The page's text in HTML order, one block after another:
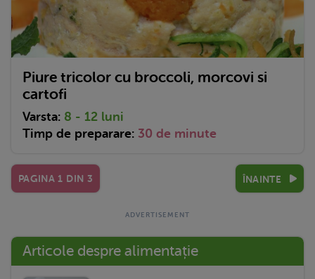
Piure tricolor cu broccoli, morcovi si
cartofi
Varsta: 8 - 12 luni
Timp de preparare: 30 de minute
PAGINA 1 DIN 3 ÎNAINTE
Articole despre alimentație